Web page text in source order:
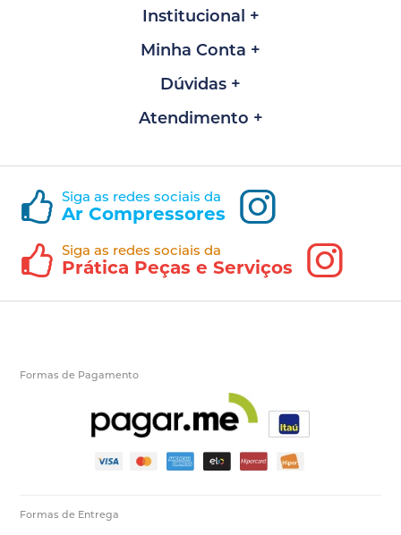
Institucional
Minha Conta
Dúvidas
Atendimento
Siga as redes sociais da
Ar Compressores
Siga as redes sociais da
Prática Peças e Serviços
Formas de Pagamento
Formas de Entrega